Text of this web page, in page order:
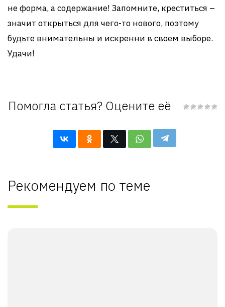
не форма, а содержание! Запомните, креститься –
значит открыться для чего-то нового, поэтому
будьте внимательны и искренни в своем выборе.
Удачи!
Помогла статья? Оцените её
Рекомендуем по теме